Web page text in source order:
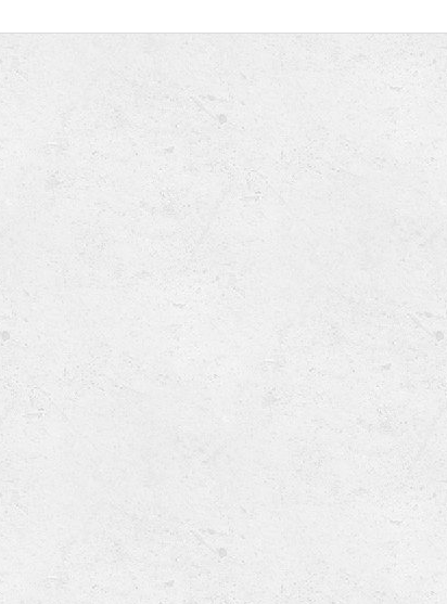
Podaci o LEO D-126 i kontakt